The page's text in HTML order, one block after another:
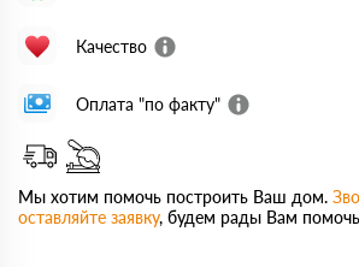
Качество
Оплата "по факту"
Мы хотим помочь построить Ваш дом.
оставляйте заявку, будем рады Вам